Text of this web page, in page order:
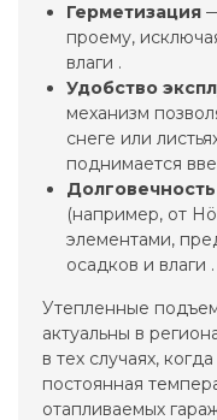
Герметизация
проему,
влаги .
Удобство
механизм
снеге или
поднимается
Долговечность
(например, от
элементами,
осадков и влаги .
Утепленные
актуальны в
в тех случаях,
постоянная
отапливаемых